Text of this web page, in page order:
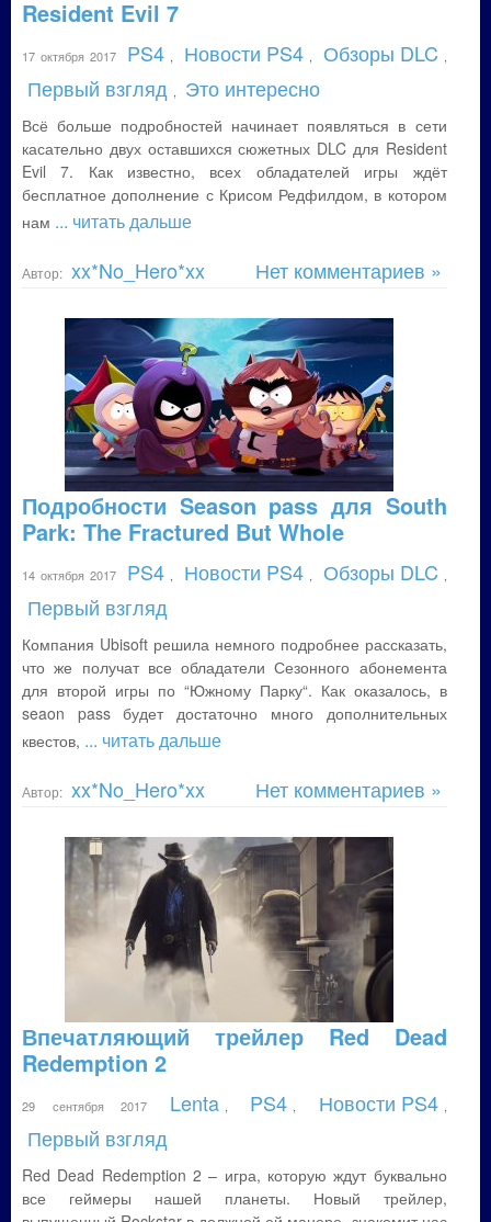
Resident Evil 7
17 октября 2017 PS4 Новости PS4 Обзоры DLC
Первый взгляд Это интересно
Всё больше подробностей начинает появляться в сети
касательно двух оставшихся сюжетных DLC для Resident
Evil 7. Как известно, всех обладателей игры ждёт
бесплатное дополнение с Крисом Редфилдом, в котором
нам ... читать дальше
Автор: xx*No_Hero*xx Нет комментариев »
Подробности Season pass для South
Park: The Fractured But Whole
14 октября 2017 PS4 Новости PS4 Обзоры DLC
Первый взгляд
Компания Ubisoft решила немного подробнее рассказать,
что же получат все обладатели Сезонного абонемента
для второй игры по “Южному Парку“. Как оказалось, в
seaon pass будет достаточно много дополнительных
квестов, ... читать дальше
Автор: xx*No_Hero*xx Нет комментариев »
Впечатляющий трейлер Red Dead
Redemption 2
29 сентября 2017 Lenta PS4 Новости PS4
Первый взгляд
Red Dead Redemption 2 – игра, которую ждут буквально
все геймеры нашей планеты. Новый трейлер,